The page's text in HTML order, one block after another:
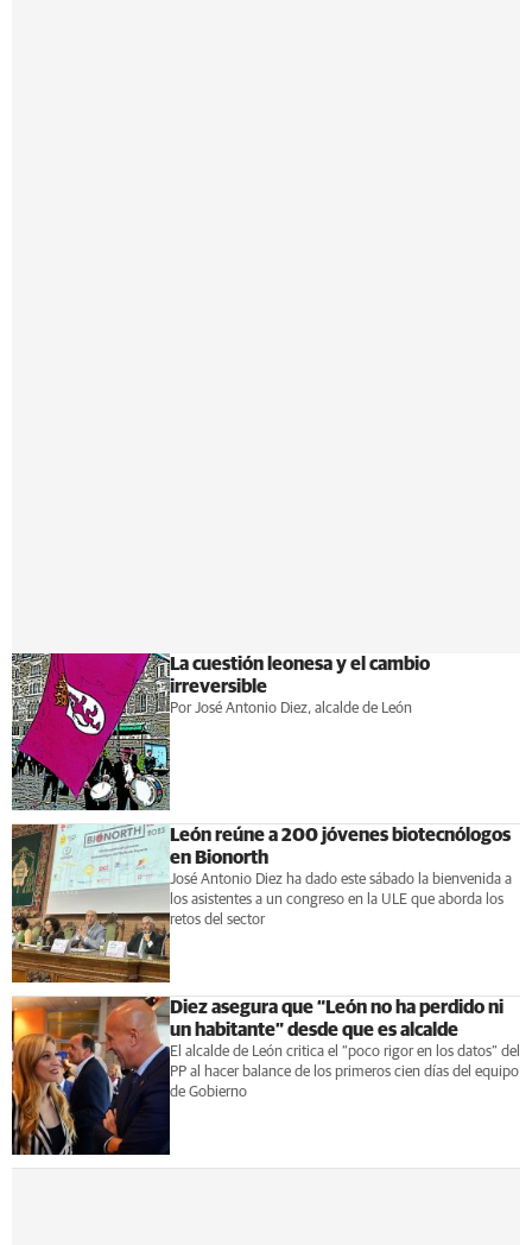
La cuestión leonesa y el cambio
irreversible
Por José Antonio Diez, alcalde de León
León reúne a 200 jóvenes biotecnólogos
en Bionorth
José Antonio Diez ha dado este sábado la bienvenida a
los asistentes a un congreso en la ULE que aborda los
retos del sector
Diez asegura que “León no ha perdido ni
un habitante” desde que es alcalde
El alcalde de León critica el “poco rigor en los datos” del
PP al hacer balance de los primeros cien días del equipo
de Gobierno